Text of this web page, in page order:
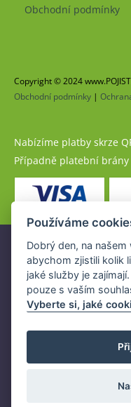
Obchodní podmínky
Copyright © 2024
Obchodní podmínky |
Nabízíme platby skrze
Případně platební
Pojistné
www.POJISTENI.cz,
Licence ČNB
Používáme
Dobrý den, na
abychom zjistili kolik
jaké služby je
pouze s vaším
Vyberte si, jaké